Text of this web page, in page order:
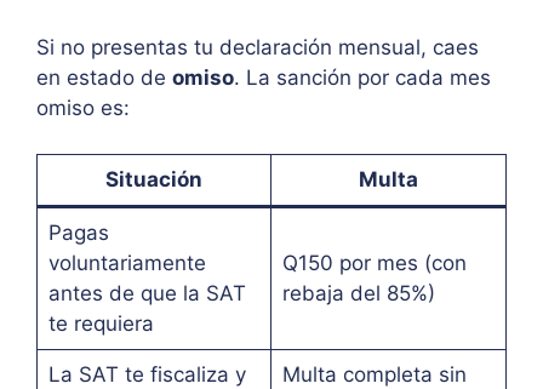
Si no presentas tu declaración mensual, caes
en estado de omiso. La sanción por cada mes
omiso es:
Situación Multa
Pagas
voluntariamente
antes de que la SAT
te requiera
Q150 por mes (con
rebaja del 85%)
La SAT te fiscaliza y
Multa completa sin